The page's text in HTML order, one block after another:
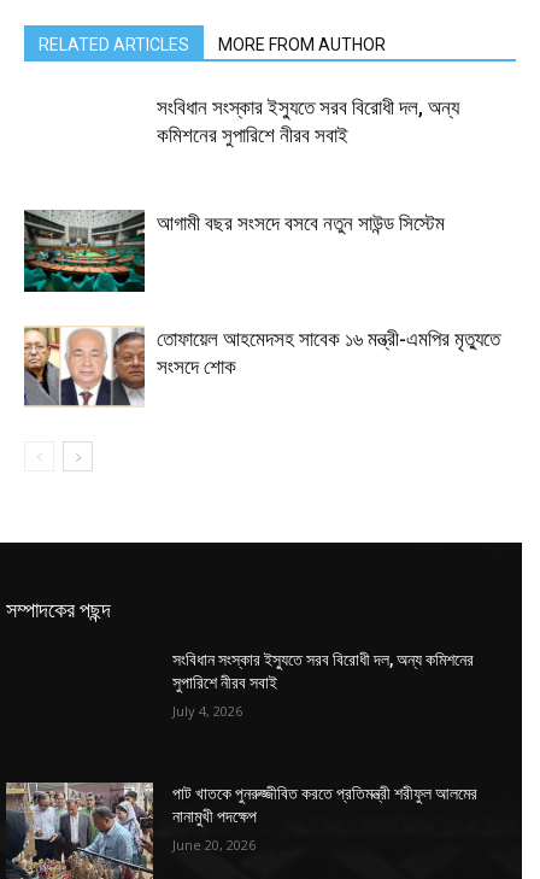
RELATED ARTICLES MORE FROM AUTHOR
সংবিধান সংস্কার ইস্যুতে সরব বিরোধী দল, অন্য
কমিশনের সুপারিশে নীরব সবাই
আগামী বছর সংসদে বসবে নতুন সাউন্ড সিস্টেম
তোফায়েল আহমেদসহ সাবেক ১৬ মন্ত্রী-এমপির মৃত্যুতে
সংসদে শোক
সম্পাদকের পছন্দ
সংবিধান সংস্কার ইস্যুতে সরব বিরোধী দল, অন্য কমিশনের
সুপারিশে নীরব সবাই
July 4, 2026
পাট খাতকে পুনরুজ্জীবিত করতে প্রতিমন্ত্রী শরীফুল আলমের
নানামুখী পদক্ষেপ
June 20, 2026